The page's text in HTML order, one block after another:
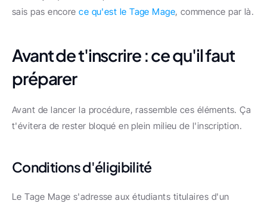
sais pas encore ce qu'est le Tage Mage, commence par là.
Avant de t'inscrire : ce qu'il faut
préparer
Avant de lancer la procédure, rassemble ces éléments. Ça
t'évitera de rester bloqué en plein milieu de l'inscription.
Conditions d'éligibilité